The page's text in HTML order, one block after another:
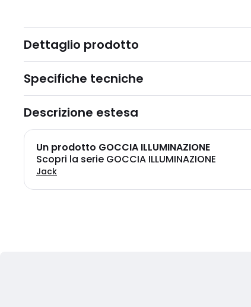
Dettaglio prodotto
Specifiche tecniche
Descrizione estesa
Un prodotto GOCCIA ILLUMINAZIONE
Scopri la serie GOCCIA ILLUMINAZIONE
Jack